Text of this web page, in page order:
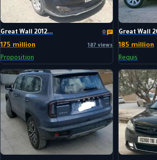
Great Wall 2012... 0
175 million 187 views
Proposition
Great Wall
185 million
Requis